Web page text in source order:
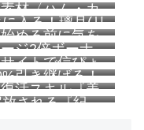
材〈ハム・カ
め方
入る！璃月(リ
箱』の場所解説
める前に気を
ジ2倍ボーナ
超お得！
イトで信ぴょ
引き継げる！
活スキル『美
がすごい
される『紀